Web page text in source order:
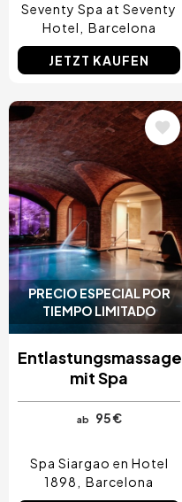
Seventy Spa at Seventy
Hotel
Barcelona
JETZT KAUFEN
PRECIO ESPECIAL POR
TIEMPO LIMITADO
Bild
Entlastungsmassage
mit Spa
ab 95 €
Spa Siargao en Hotel
1898
Barcelona